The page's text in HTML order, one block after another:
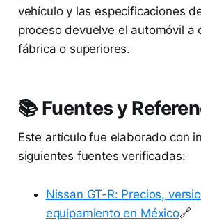
vehículo y las especificaciones
proceso devuelve el automóvil a
fábrica o superiores.
📚 Fuentes y
Este artículo fue elaborado con
siguientes fuentes verificadas:
Nissan GT-R: Precios,
equipamiento en México🔗